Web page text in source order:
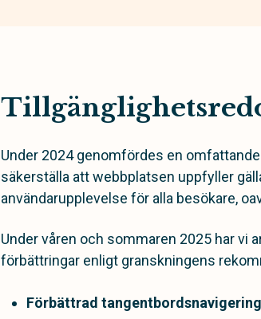
Under 2024 genomfördes en
säkerställa att webbplatsen uppfyller
användarupplevelse för alla besökare,
Under våren och sommaren 2025 har vi
förbättringar enligt granskningens
Förbättrad tangentbordsnavigering